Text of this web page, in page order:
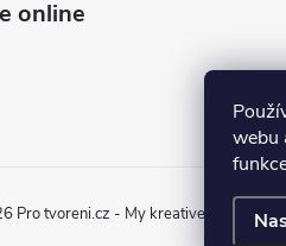
webu
online
Pro tvoreni.cz - My kreative.cz .